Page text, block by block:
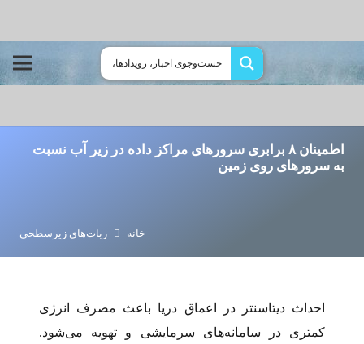
اطمینان ۸ برابری سرور‌های مراکز داده در زیر آب نسبت
به سرور‌های روی زمین
خانه ربات‌های زیرسطحی
احداث دیتاسنتر در اعماق دریا باعث مصرف انرژی
کمتری در سامانه‌های سرمایشی و تهویه می‌شود.